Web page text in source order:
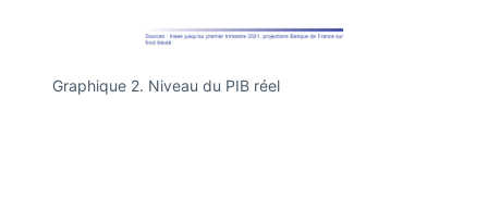
Graphique 2. Niveau du PIB réel